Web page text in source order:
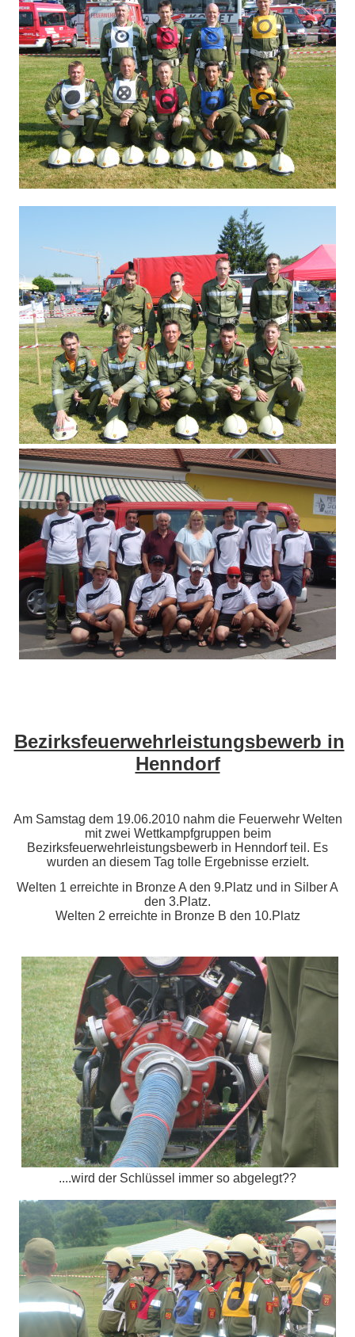
Bezirksfeuerwehrleistungsbewerb in
Henndorf
Am Samstag dem 19.06.2010 nahm die Feuerwehr Welten
mit zwei Wettkampfgruppen beim
Bezirksfeuerwehrleistungsbewerb in Henndorf teil. Es
wurden an diesem Tag tolle Ergebnisse erzielt.
Welten 1 erreichte in Bronze A den 9.Platz und in Silber A
den 3.Platz.
Welten 2 erreichte in Bronze B den 10.Platz
....wird der Schlüssel immer so abgelegt??